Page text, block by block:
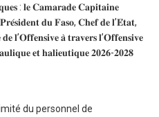
: 𝐥𝐞 𝐂𝐚𝐦𝐚𝐫𝐚𝐝𝐞 𝐂𝐚𝐩𝐢𝐭𝐚𝐢𝐧𝐞
𝐝𝐮 𝐅𝐚𝐬𝐨, 𝐂𝐡𝐞𝐟 𝐝𝐞 𝐥’𝐄́𝐭𝐚𝐭,
𝐥’𝐎𝐟𝐟𝐞𝐧𝐬𝐢𝐯𝐞 𝐚̀ 𝐭𝐫𝐚𝐯𝐞𝐫𝐬 𝐥’𝐎𝐟𝐟𝐞𝐧𝐬𝐢𝐯𝐞
𝐞𝐭 𝐡𝐚𝐥𝐢𝐞𝐮𝐭𝐢𝐪𝐮𝐞 𝟐𝟎𝟐𝟔-𝟐𝟎𝟐𝟖
du personnel de